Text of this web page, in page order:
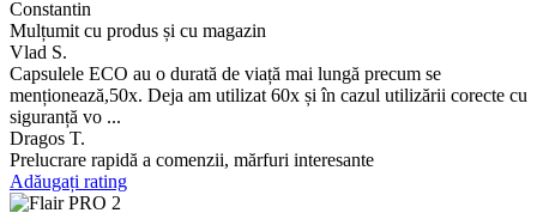
Constantin
Mulțumit cu produs și cu magazin
Vlad S.
Capsulele ECO au o durată de viață mai lungă precum se
menționează,50x. Deja am utilizat 60x și în cazul utilizării corecte cu
siguranță vo ...
Dragos T.
Prelucrare rapidă a comenzii, mărfuri interesante
Adăugați rating